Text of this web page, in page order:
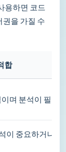
용하면 코드
을 가질 수
합
며 분석이 필요
이 중요하거나,